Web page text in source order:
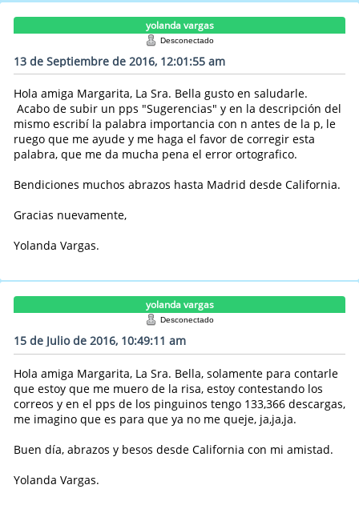
yolanda vargas
Desconectado
13 de Septiembre de 2016, 12:01:55 am
Hola amiga Margarita, La Sra. Bella gusto en saludarle.
Acabo de subir un pps "Sugerencias" y en la descripción del
mismo escribí la palabra importancia con n antes de la p, le
ruego que me ayude y me haga el favor de corregir esta
palabra, que me da mucha pena el error ortografico.
Bendiciones muchos abrazos hasta Madrid desde California.
Gracias nuevamente,
Yolanda Vargas.
yolanda vargas
Desconectado
15 de Julio de 2016, 10:49:11 am
Hola amiga Margarita, La Sra. Bella, solamente para contarle
que estoy que me muero de la risa, estoy contestando los
correos y en el pps de los pinguinos tengo 133,366 descargas,
me imagino que es para que ya no me queje, ja,ja,ja.
Buen día, abrazos y besos desde California con mi amistad.
Yolanda Vargas.